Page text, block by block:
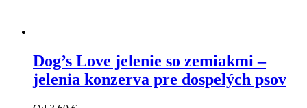
Dog’s Love jelenie so zemiakmi –
jelenia konzerva pre dospelých psov